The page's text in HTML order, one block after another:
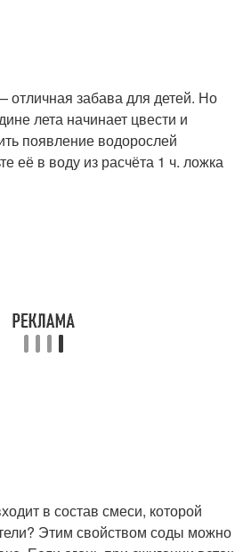
забава для детей. Но
лета начинает цвести и
появление водорослей
её в воду из расчёта 1 ч. ложка
в состав смеси, которой
Этим свойством соды можно